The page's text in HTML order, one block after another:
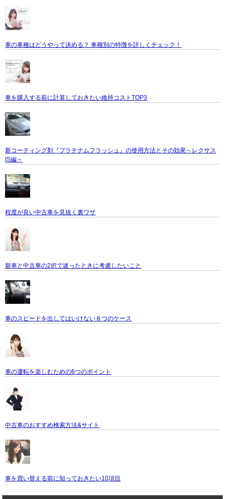
車の車種はどうやって決める？ 車種別の特徴を詳しくチェック！
車を購入する前に計算しておきたい維持コストTOP3
新コーティング剤『プラチナムフラッシュ』の使用方法とその効果～レクサス
IS編～
程度が良い中古車を見抜く裏ワザ
新車と中古車の2択で迷ったときに考慮したいこと
車のスピードを出してはいけない８つのケース
車の運転を楽しむための6つのポイント
中古車のおすすめ検索方法&サイト
車を買い替える前に知っておきたい10項目